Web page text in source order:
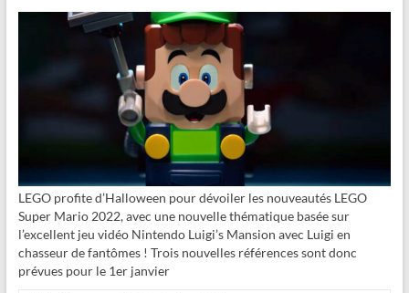
LEGO profite d’Halloween pour dévoiler les nouveautés LEGO
Super Mario 2022, avec une nouvelle thématique basée sur
l’excellent jeu vidéo Nintendo Luigi’s Mansion avec Luigi en
chasseur de fantômes ! Trois nouvelles références sont donc
prévues pour le 1er janvier